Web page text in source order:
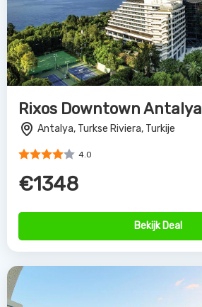
Rixos Downtown Antalya
Antalya, Turkse Riviera, Turkije
4.0
€1348
Bekijk Deal